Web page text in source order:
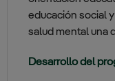
educación social
salud mental una
Desarrollo del